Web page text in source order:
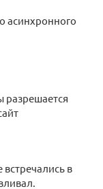
асинхронного
разрешается
встречались в